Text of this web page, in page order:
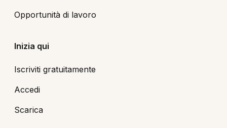
Opportunità di lavoro
Inizia qui
Iscriviti gratuitamente
Accedi
Scarica